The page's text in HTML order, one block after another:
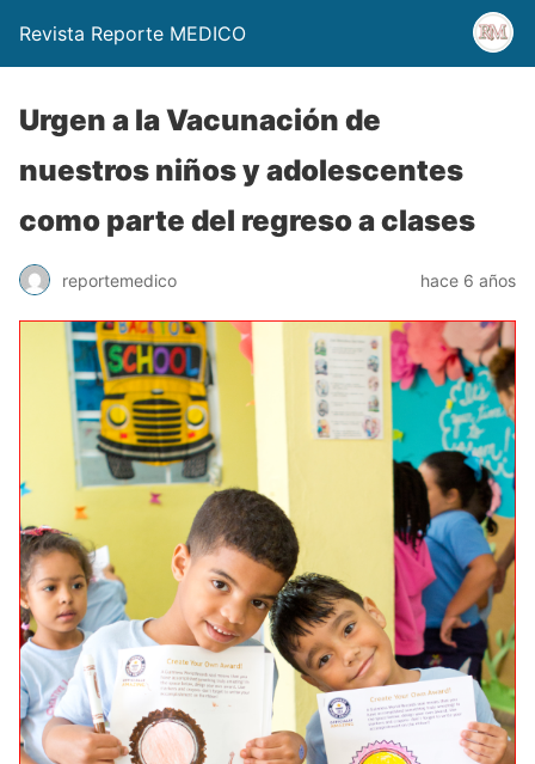
Revista Reporte MEDICO
Urgen a la Vacunación de
nuestros niños y adolescentes
como parte del regreso a clases
reportemedico hace 6 años